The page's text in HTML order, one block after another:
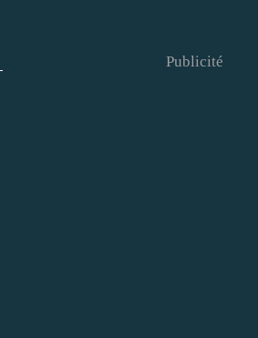
Publicité